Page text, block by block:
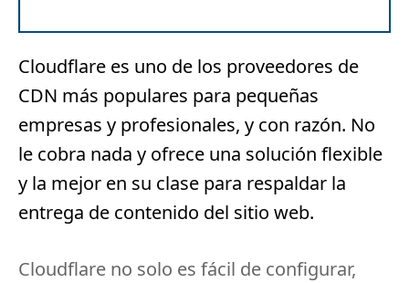
Cloudflare es uno de los proveedores de
CDN más populares para pequeñas
empresas y profesionales, y con razón. No
le cobra nada y ofrece una solución flexible
y la mejor en su clase para respaldar la
entrega de contenido del sitio web.
Cloudflare no solo es fácil de configurar,